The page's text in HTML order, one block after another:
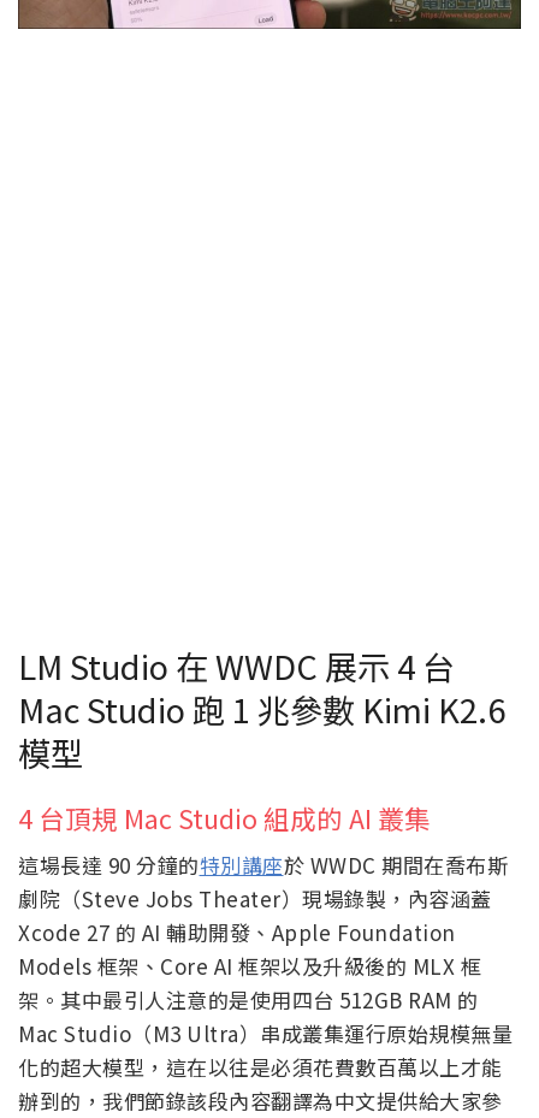
LM Studio 在 WWDC 展示 4 台
Mac Studio 跑 1 兆參數 Kimi K2.6
模型
4 台頂規 Mac Studio 組成的 AI 叢集
這場長達 90 分鐘的特別講座於 WWDC 期間在喬布斯
劇院（Steve Jobs Theater）現場錄製，內容涵蓋
Xcode 27 的 AI 輔助開發、Apple Foundation
Models 框架、Core AI 框架以及升級後的 MLX 框
架。其中最引人注意的是使用四台 512GB RAM 的
Mac Studio（M3 Ultra）串成叢集運行原始規模無量
化的超大模型，這在以往是必須花費數百萬以上才能
辦到的，我們節錄該段內容翻譯為中文提供給大家參